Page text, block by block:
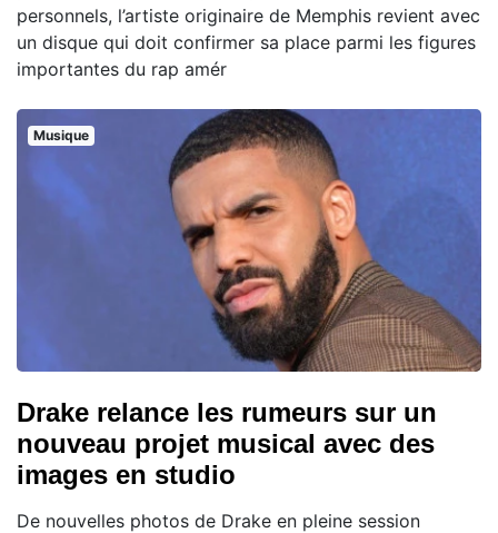
personnels, l’artiste originaire de Memphis revient avec
un disque qui doit confirmer sa place parmi les figures
importantes du rap amér
Musique
Drake relance les rumeurs sur un
nouveau projet musical avec des
images en studio
De nouvelles photos de Drake en pleine session